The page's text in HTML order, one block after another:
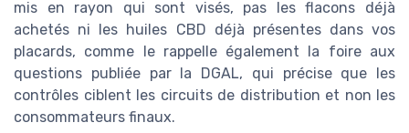
mis en rayon qui sont visés, pas les flacons déjà
achetés ni les huiles CBD déjà présentes dans vos
placards, comme le rappelle également la foire aux
questions publiée par la DGAL, qui précise que les
contrôles ciblent les circuits de distribution et non les
consommateurs finaux.